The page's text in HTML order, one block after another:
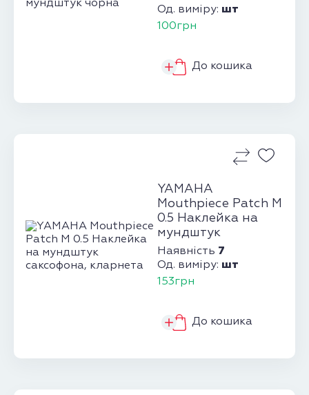
Од. виміру: шт
100грн
До кошика
YAMAHA
Mouthpiece Patch M
0.5 Наклейка на
мундштук
саксофона,
кларнета
Наявність 7
Од. виміру: шт
153грн
До кошика